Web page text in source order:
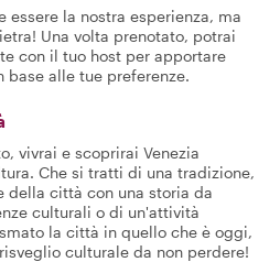
essere la nostra esperienza, ma
Una volta prenotato, potrai
con il tuo host per apportare
alle tue preferenze.
vivrai e scoprirai Venezia
Che si tratti di una tradizione,
della città con una storia da
culturali o di un'attività
la città in quello che è oggi,
culturale da non perdere!